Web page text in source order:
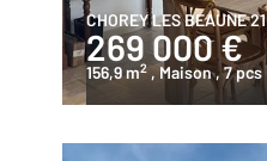
CHOREY LES BEAUNE 21
269 000 €
156,9 m2 , Maison , 7 pcs